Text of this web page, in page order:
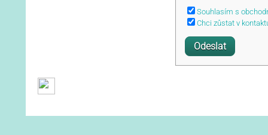
Souhlasím s
Chci zůstat v